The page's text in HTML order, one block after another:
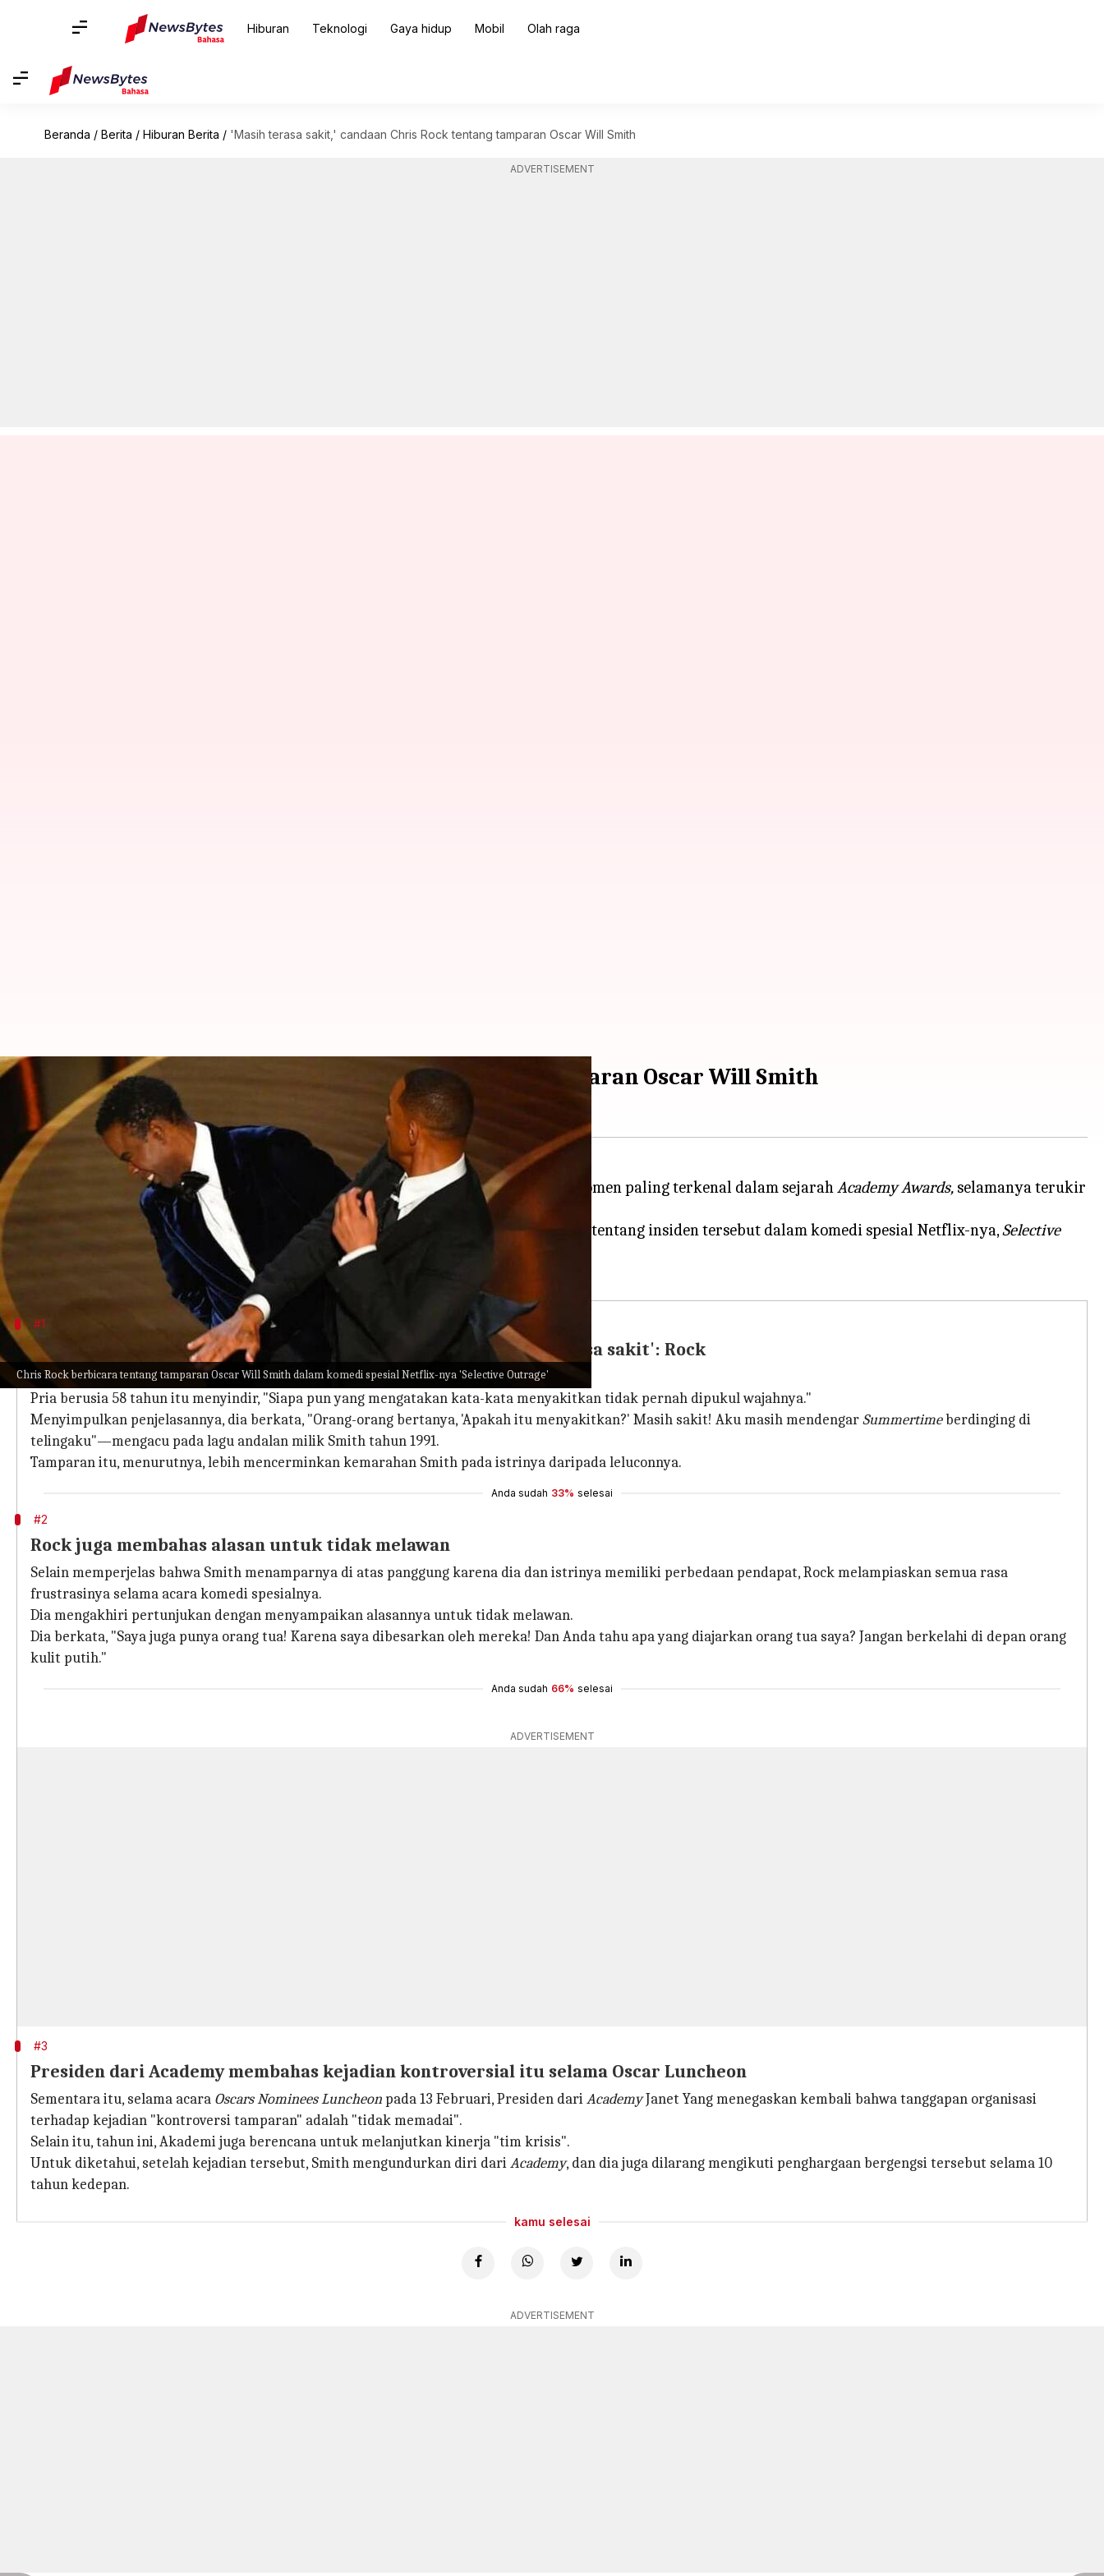
Hiburan Teknologi Gaya hidup Mobil Olah raga
Beranda / Berita / Hiburan Berita / 'Masih terasa sakit,' candaan Chris Rock tentang tamparan Oscar Will Smith
ADVERTISEMENT
Chris Rock berbicara tentang tamparan Oscar Will Smith dalam komedi spesial Netflix-nya 'Selective Outrage'
'Masih terasa sakit,' candaan Chris Rock tentang tamparan Oscar Will Smith
menulis Handoko Mar 06, 2023
Apa ceritanya
Bukan rahasia lagi bahwa kontroversi tamparan Will Smith tahun lalu, menjadi momen paling terkenal dalam sejarahAcademy Awards, selamanya terukir
dalam ingatan para penonton.
Setelah sekian lama bungkam, aktor komedian Chris Rock akhirnya membuka diri tentang insiden tersebut dalam komedi spesial Netflix-nya,Selective
, yang tayang perdana pada hari Sabtu.
#1
'Orang-orang bertanya kepada saya, apakah itu sakit? 'Masih terasa sakit': Rock
Rock berbicara panjang lebar tentang kejadian itu.
Pria berusia 58 tahun itu menyindir, "Siapa pun yang mengatakan kata-kata menyakitkan tidak pernah dipukul wajahnya."
Menyimpulkan penjelasannya, dia berkata, "Orang-orang bertanya, 'Apakah itu menyakitkan?' Masih sakit! Aku masih mendengarSummertimeberdinging di
telingaku"—mengacu pada lagu andalan milik Smith tahun 1991.
Tamparan itu, menurutnya, lebih mencerminkan kemarahan Smith pada istrinya daripada leluconnya.
Anda sudah 33% selesai
#2
Rock juga membahas alasan untuk tidak melawan
Selain memperjelas bahwa Smith menamparnya di atas panggung karena dia dan istrinya memiliki perbedaan pendapat, Rock melampiaskan semua rasa
frustrasinya selama acara komedi spesialnya.
Dia mengakhiri pertunjukan dengan menyampaikan alasannya untuk tidak melawan.
Dia berkata, "Saya juga punya orang tua! Karena saya dibesarkan oleh mereka! Dan Anda tahu apa yang diajarkan orang tua saya? Jangan berkelahi di depan orang
kulit putih."
Anda sudah 66% selesai
ADVERTISEMENT
#3
Presiden dari Academy membahas kejadian kontroversial itu selama Oscar Luncheon
Sementara itu, selama acara Oscars Nominees Luncheon pada 13 Februari, Presiden dariAcademyJanet Yang menegaskan kembali bahwa tanggapan organisasi
terhadap kejadian "kontroversi tamparan" adalah "tidak memadai".
Selain itu, tahun ini, Akademi juga berencana untuk melanjutkan kinerja "tim krisis".
Untuk diketahui, setelah kejadian tersebut, Smith mengundurkan diri dariAcademy, dan dia juga dilarang mengikuti penghargaan bergengsi tersebut selama 10
tahun kedepan.
kamu selesai
ADVERTISEMENT